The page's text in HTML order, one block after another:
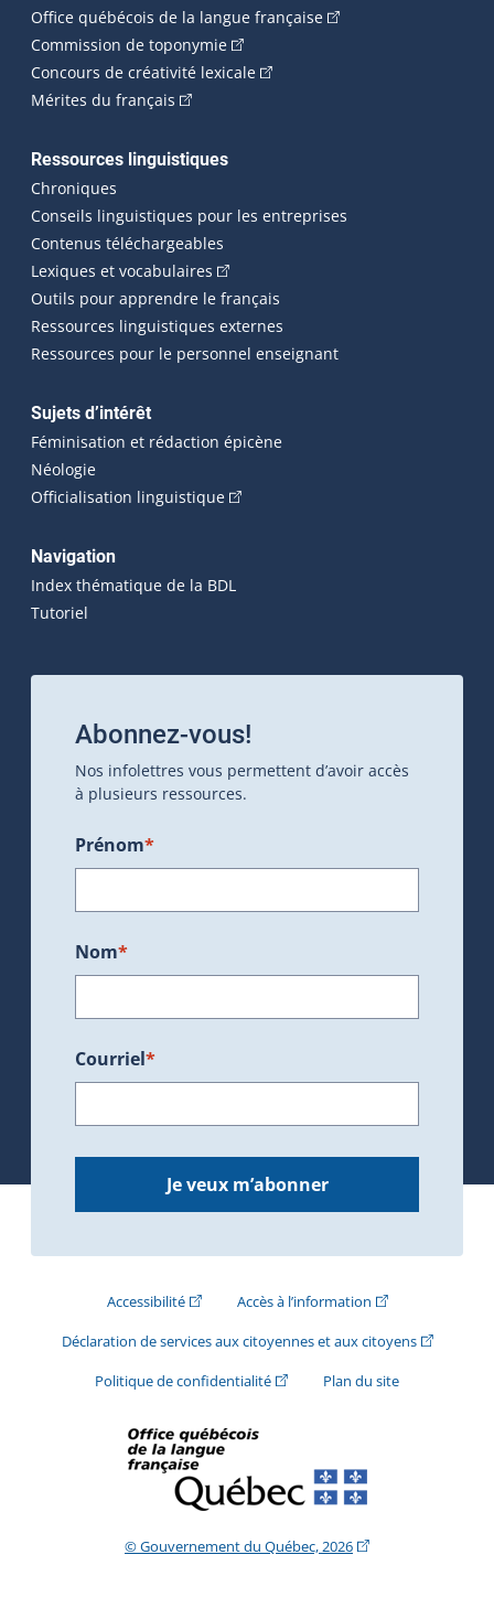
Office québécois de la langue française(Cet hyperlien
Commission de toponymie(Cet hyperlien externe s'ouvrira
Concours de créativité lexicale(Cet hyperlien externe
Mérites du français (Cet hyperlien externe s'ouvrira dans une
Ressources linguistiques
Chroniques
Conseils linguistiques pour les entreprises
Contenus téléchargeables
Lexiques et vocabulaires (Cet hyperlien externe s'ouvrira
Outils pour apprendre le français
Ressources linguistiques externes
Ressources pour le personnel enseignant
Sujets d’intérêt
Féminisation et rédaction épicène
Néologie
Officialisation linguistique(Cet hyperlien externe s'ouvrira
Navigation
Index thématique de la BDL
Tutoriel
Abonnez-vous!
Nos infolettres vous permettent d’avoir accès
à plusieurs ressources.
Prénom*
Nom*
Courriel*
Je veux m’abonner
Accessibilité(Cet hyperlien externe s'ouvrira dans une
Accès à l’information(Cet hyperlien
Déclaration de services aux citoyennes et aux citoyens(Cet
Politique de confidentialité(Cet hyperlien externe s'ouvrira
Plan du site
© Gouvernement du Québec, 2026(Cet hyperlien